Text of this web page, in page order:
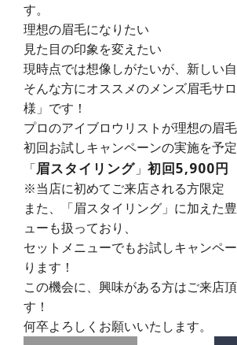
す。
理想の眉毛になりたい
見た目の印象を変えたい
現時点では想像しがたいが、新しい
そんな方にオススメのメンズ眉毛サ
様」です！
プロのアイブロウリストが理想の眉
初回お試しキャンペーンの実施を予
「眉スタイリング 」初回5,900円
※当店に初めてご来店される方限定
また、「眉スタイリング」に加えた
ューも扱っており、
セットメニューでもお試しキャンペ
ります！
この機会に、興味がある方はご来店
す！
何卒よろしくお願いいたします。